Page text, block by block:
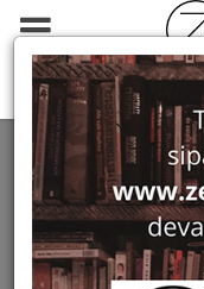
Monographs History